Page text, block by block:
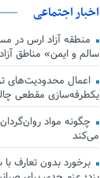
اخبار اجتماعی
منطقه آزاد ارس
سالم و ایمن» مناطق
اعمال محدودیت‌های
یکطرفه‌سازی مقطعی
چگونه مواد
می‌کند
برخورد بدون تعارف